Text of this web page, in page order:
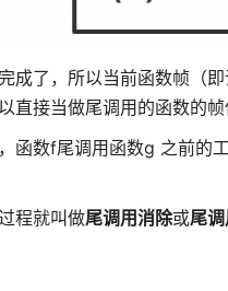
成了，所以当前函数帧（
直接当做尾调用的函数的
函数f尾调用函数g 之前的
程就叫做尾调用消除或尾